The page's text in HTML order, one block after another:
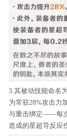
3.其被动技能命名
为常驻28%攻击力
与重击绑定——每
造成的星超导反应